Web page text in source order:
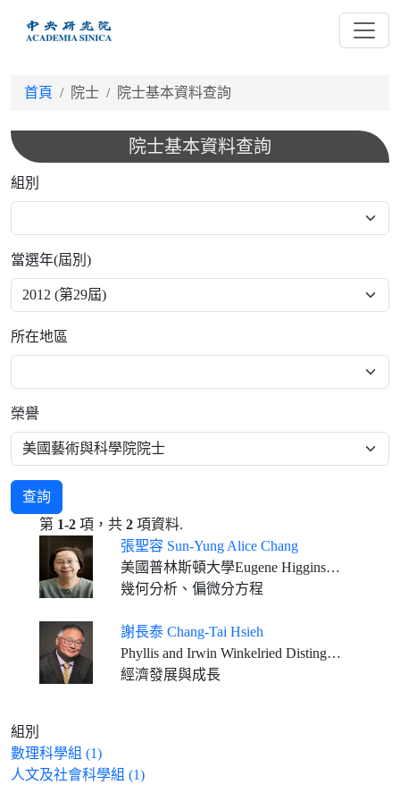
首頁 院士 院士基本資料查詢
院士基本資料查詢
組別
當選年(屆別)
所在地區
榮譽
查詢
第 1-2 項，共 2 項資料.
張聖容 Sun-Yung Alice Chang
美國普林斯頓大學Eugene Higgins數學講座教授
幾何分析、偏微分方程
謝長泰 Chang-Tai Hsieh
Phyllis and Irwin Winkelried Distinguished Service Professor of Economics, Booth School of Business, University of Chicago
經濟發展與成長
組別
數理科學組 (1)
人文及社會科學組 (1)